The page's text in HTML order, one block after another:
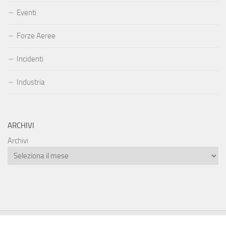
Eventi
Forze Aeree
Incidenti
Industria
ARCHIVI
Archivi